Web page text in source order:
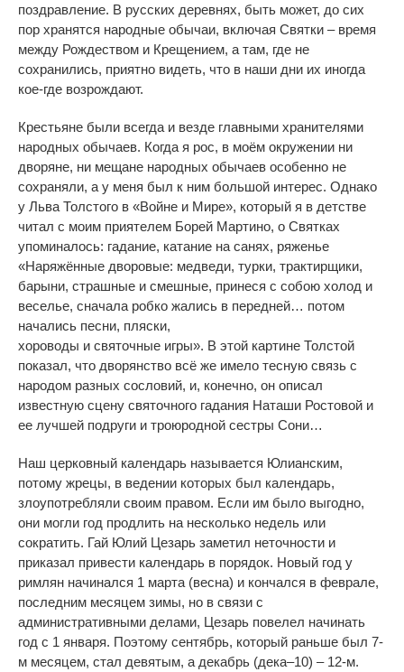
поздравление. В русских деревнях, быть может, до сих
пор хранятся народные обычаи, включая Святки – время
между Рождеством и Крещением, а там, где не
сохранились, приятно видеть, что в наши дни их иногда
кое-где возрождают.
Крестьяне были всегда и везде главными хранителями
народных обычаев. Когда я рос, в моём окружении ни
дворяне, ни мещане народных обычаев особенно не
сохраняли, а у меня был к ним большой интерес. Однако
у Льва Толстого в «Войне и Мире», который я в детстве
читал с моим приятелем Борей Мартино, о Святках
упоминалось: гадание, катание на санях, ряженье
«Наряжённые дворовые: медведи, турки, трактирщики,
барыни, страшные и смешные, принеся с собою холод и
веселье, сначала робко жались в передней… потом
начались песни, пляски,
хороводы и святочные игры». В этой картине Толстой
показал, что дворянство всё же имело тесную связь с
народом разных сословий, и, конечно, он описал
известную сцену святочного гадания Наташи Ростовой и
ее лучшей подруги и троюродной сестры Сони…
Наш церковный календарь называется Юлианским,
потому жрецы, в ведении которых был календарь,
злоупотребляли своим правом. Если им было выгодно,
они могли год продлить на несколько недель или
сократить. Гай Юлий Цезарь заметил неточности и
приказал привести календарь в порядок. Новый год у
римлян начинался 1 марта (весна) и кончался в феврале,
последним месяцем зимы, но в связи с
административными делами, Цезарь повелел начинать
год с 1 января. Поэтому сентябрь, который раньше был 7-
м месяцем, стал девятым, а декабрь (дека–10) – 12-м.